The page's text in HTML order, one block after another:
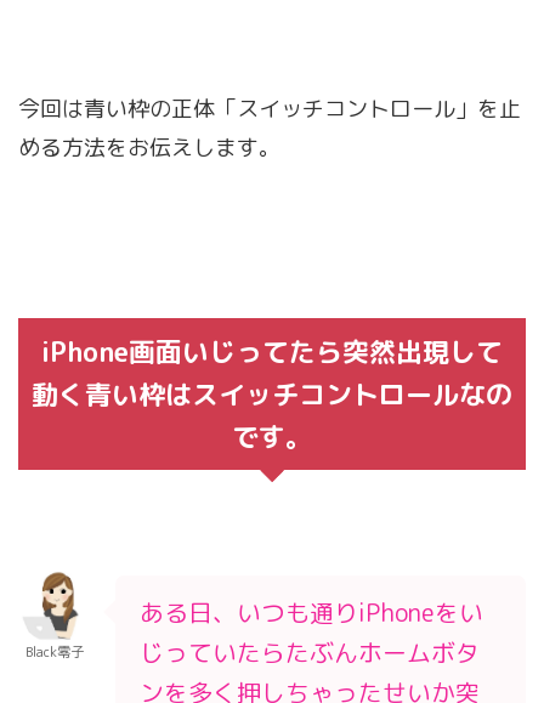
今回は青い枠の正体「スイッチコントロール」を止
める方法をお伝えします。
iPhone画面いじってたら突然出現して
動く青い枠はスイッチコントロールなの
です。
Black零子
ある日、いつも通りiPhoneをい
じっていたらたぶんホームボタ
ンを多く押しちゃったせいか突